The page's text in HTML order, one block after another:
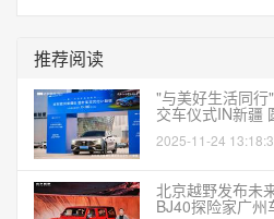
推荐阅读
"与美好生活同
交车仪式IN新疆
2025-11-24
北京越野发布未
BJ40探险家广州